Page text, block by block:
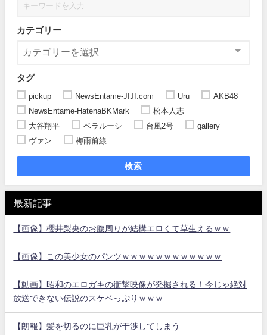
カテゴリー
タグ
pickup NewsEntame-JIJI.com Uru
AKB48
NewsEntame-HatenaBKMark
松本人志
大谷翔平
ベラルーシ 台風2号
gallery
ヴァン
梅雨前線
検索
最新記事
【画像】櫻井梨央のお腹周りが結構エロくて草生えるｗｗ
【画像】この美少女のパンツｗｗｗｗｗｗｗｗｗｗｗｗ
【動画】昭和のエロガキの衝撃映像が発掘される！今じゃ絶対
放送できない伝説のスケベっぷりｗｗｗ
【朗報】髪を切るのに巨乳が干渉してしまう